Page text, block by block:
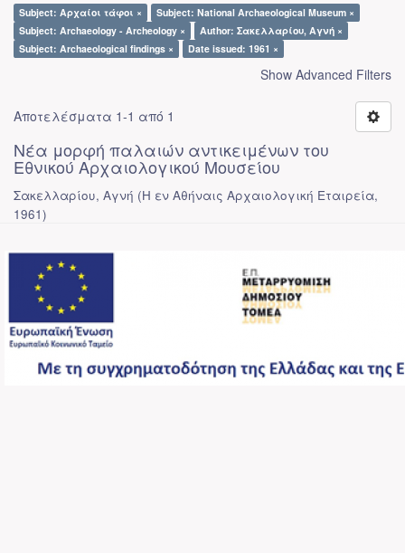
Subject: Αρχαίοι τάφοι ×
Subject: National Archaeological Museum ×
Subject: Archaeology - Archeology ×
Author: Σακελλαρίου, Αγνή ×
Subject: Archaeological findings ×
Date issued: 1961 ×
Show Advanced Filters
Αποτελέσματα 1-1 από 1
Νέα μορφή παλαιών αντικειμένων του
Εθνικού Αρχαιολογικού Μουσείου
Σακελλαρίου, Αγνή (Η εν Αθήναις Αρχαιολογική Εταιρεία,
1961)